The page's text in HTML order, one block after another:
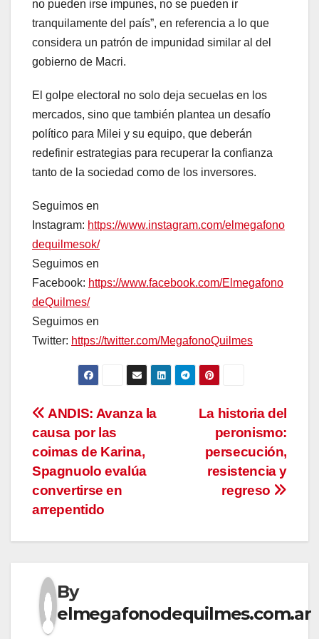
no pueden irse impunes, no se pueden ir
tranquilamente del país”, en referencia a lo que
considera un patrón de impunidad similar al del
gobierno de Macri.
El golpe electoral no solo deja secuelas en los
mercados, sino que también plantea un desafío
político para Milei y su equipo, que deberán
redefinir estrategias para recuperar la confianza
tanto de la sociedad como de los inversores.
Seguimos en
Instagram: https://www.instagram.com/elmegafono
dequilmesok/
Seguimos en
Facebook: https://www.facebook.com/Elmegafono
deQuilmes/
Seguimos en
Twitter: https://twitter.com/MegafonoQuilmes
Navegación
de
entradas
La historia del
peronismo:
persecución,
resistencia y
regreso
ANDIS: Avanza la
causa por las
coimas de Karina,
Spagnuolo evalúa
convertirse en
arrepentido
By
elmegafonodequilmes.com.ar